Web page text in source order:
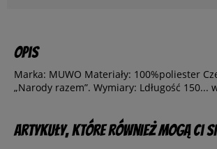
Opis
Marka: MUWO Materiały: 100%poliester
„Narody razem”. Wymiary: Ldługość 150...
Artykuły, które również mogą Ci